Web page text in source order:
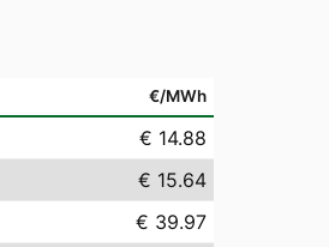
€/MWh
€ 14.88
€ 15.64
€ 39.97